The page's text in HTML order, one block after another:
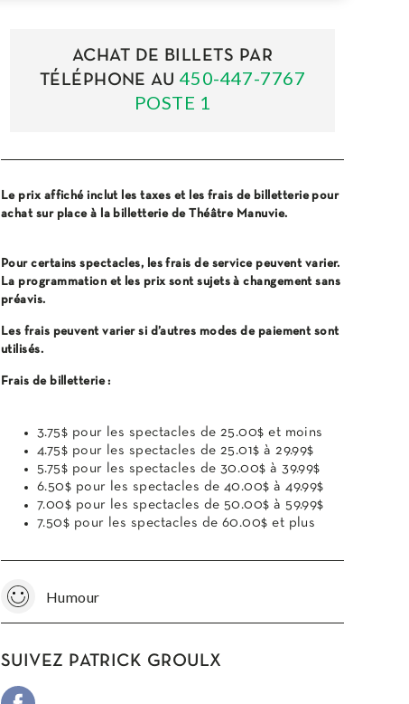
ACHAT DE BILLETS PAR
TÉLÉPHONE AU 450-447-7767
POSTE 1
Le prix affiché inclut les taxes et les frais de billetterie pour
achat sur place à la billetterie de Théâtre Manuvie.
Pour certains spectacles, les frais de service peuvent varier.
La programmation et les prix sont sujets à changement sans
préavis.
Les frais peuvent varier si d’autres modes de paiement sont
utilisés.
Frais de billetterie :
3.75$ pour les spectacles de 25.00$ et moins
4.75$ pour les spectacles de 25.01$ à 29.99$
5.75$ pour les spectacles de 30.00$ à 39.99$
6.50$ pour les spectacles de 40.00$ à 49.99$
7.00$ pour les spectacles de 50.00$ à 59.99$
7.50$ pour les spectacles de 60.00$ et plus
Humour
SUIVEZ PATRICK GROULX